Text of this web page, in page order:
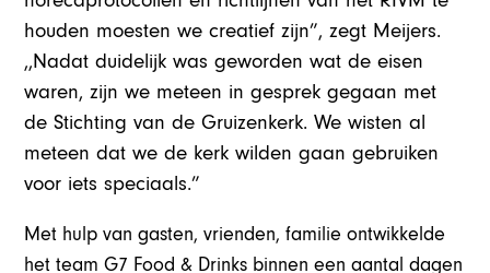
houden moesten we creatief zijn”, zegt Meijers.
,,Nadat duidelijk was geworden wat de eisen
waren, zijn we meteen in gesprek gegaan met
de Stichting van de Gruizenkerk. We wisten al
meteen dat we de kerk wilden gaan gebruiken
voor iets speciaals.”
Met hulp van gasten, vrienden, familie ontwikkelde
het team G7 Food & Drinks binnen een aantal dagen